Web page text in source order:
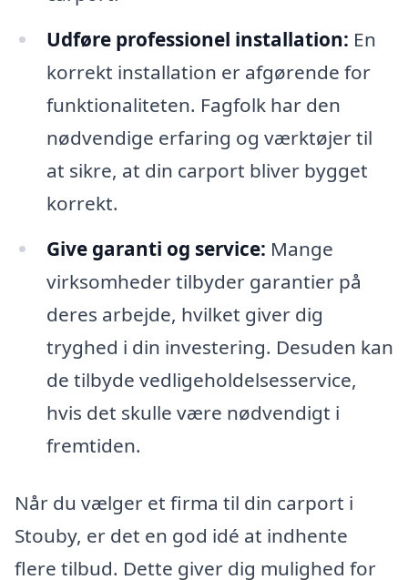
Udføre professionel installation: En
korrekt installation er afgørende for
funktionaliteten. Fagfolk har den
nødvendige erfaring og værktøjer til
at sikre, at din carport bliver bygget
korrekt.
Give garanti og service: Mange
virksomheder tilbyder garantier på
deres arbejde, hvilket giver dig
tryghed i din investering. Desuden kan
de tilbyde vedligeholdelsesservice,
hvis det skulle være nødvendigt i
fremtiden.
Når du vælger et firma til din carport i
Stouby, er det en god idé at indhente
flere tilbud. Dette giver dig mulighed for